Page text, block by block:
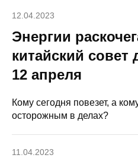
12.04.2023
Энергии
китайский совет
12 апреля
Кому сегодня повезет, а
осторожным в делах?
11.04.2023